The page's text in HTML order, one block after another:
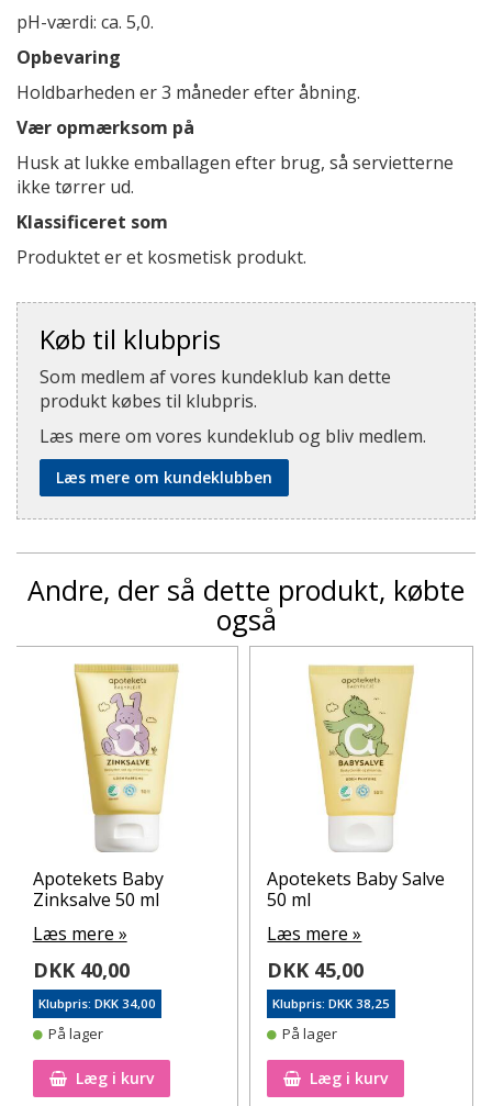
pH-værdi: ca. 5,0.
Opbevaring
Holdbarheden er 3 måneder efter åbning.
Vær opmærksom på
Husk at lukke emballagen efter brug, så servietterne
ikke tørrer ud.
Klassificeret som
Produktet er et kosmetisk produkt.
Køb til klubpris
Som medlem af vores kundeklub kan dette
produkt købes til klubpris.
Læs mere om vores kundeklub og bliv medlem.
Læs mere om kundeklubben
Andre, der så dette produkt, købte
også
Apotekets Baby
Zinksalve 50 ml
Læs mere »
DKK 40,00
Klubpris: DKK 34,00
På lager
Læg i kurv
Apotekets Baby Salve
50 ml
Læs mere »
DKK 45,00
Klubpris: DKK 38,25
På lager
Læg i kurv